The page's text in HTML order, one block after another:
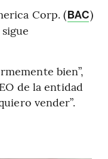
Corp. (BAC)
bien”,
de la entidad
vender”.